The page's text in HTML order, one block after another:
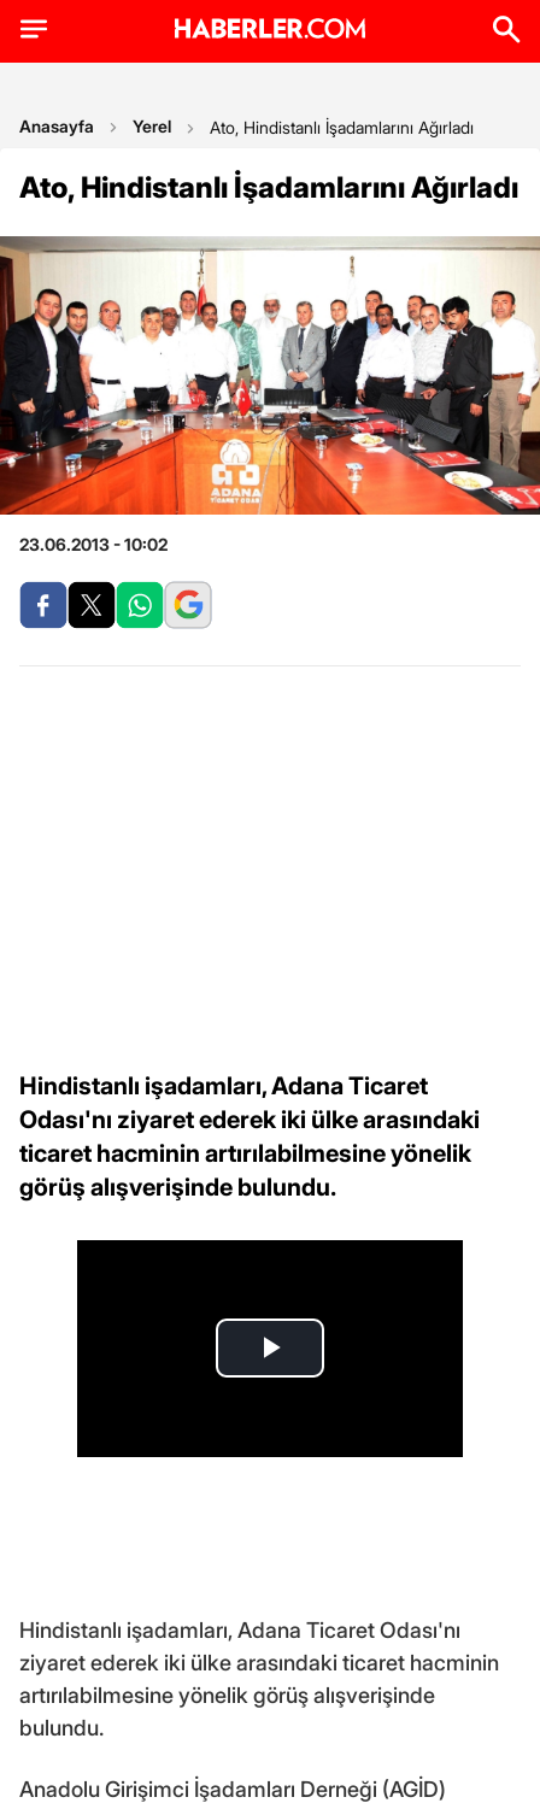
Anasayfa Yerel Ato, Hindistanlı İşadamlarını Ağırladı
Ato, Hindistanlı İşadamlarını Ağırladı
23.06.2013 - 10:02
Hindistanlı işadamları, Adana Ticaret
Odası'nı ziyaret ederek iki ülke arasındaki
ticaret hacminin artırılabilmesine yönelik
görüş alışverişinde bulundu.
Hindistanlı işadamları, Adana Ticaret Odası'nı
ziyaret ederek iki ülke arasındaki ticaret hacminin
artırılabilmesine yönelik görüş alışverişinde
bulundu.
Anadolu Girişimci İşadamları Derneği (AGİD)